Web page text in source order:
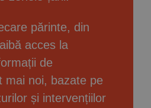
părinte, din
acces la
de
mai noi, bazate pe
și intervențiilor